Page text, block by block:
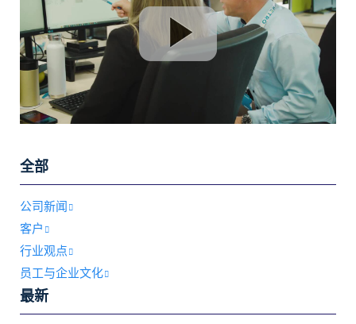
全部
公司新闻
客户
行业观点
员工与企业文化
最新